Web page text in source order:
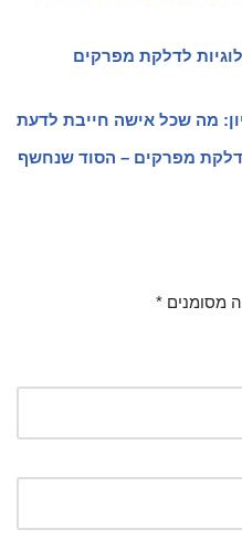
לדלקת מפרקים
מה שכל אישה חייבת לדעת
מפרקים – הסוד שנחשף
מסומנים *